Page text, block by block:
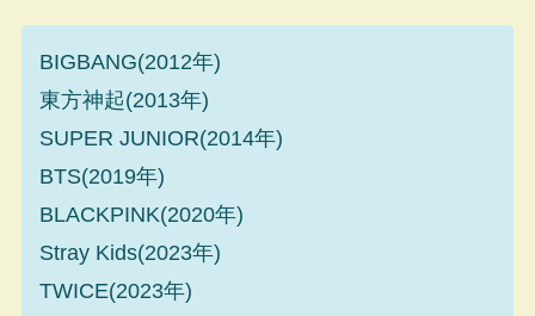
BIGBANG(2012年)
東方神起(2013年)
SUPER JUNIOR(2014年)
BTS(2019年)
BLACKPINK(2020年)
Stray Kids(2023年)
TWICE(2023年)